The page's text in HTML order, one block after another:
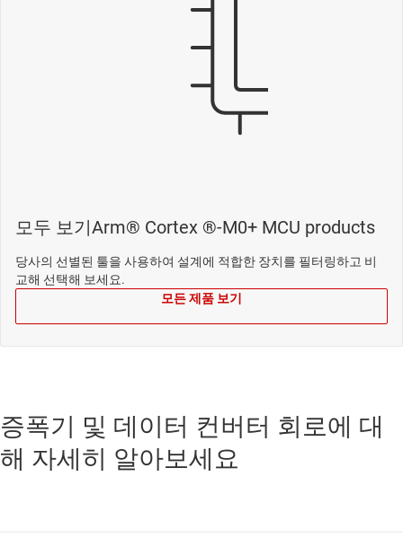
모두 보기Arm® Cortex ®-M0+ MCU products
당사의 선별된 툴을 사용하여 설계에 적합한 장치를 필터링하고 비
교해 선택해 보세요.
모든 제품 보기
증폭기 및 데이터 컨버터 회로에 대
해 자세히 알아보세요